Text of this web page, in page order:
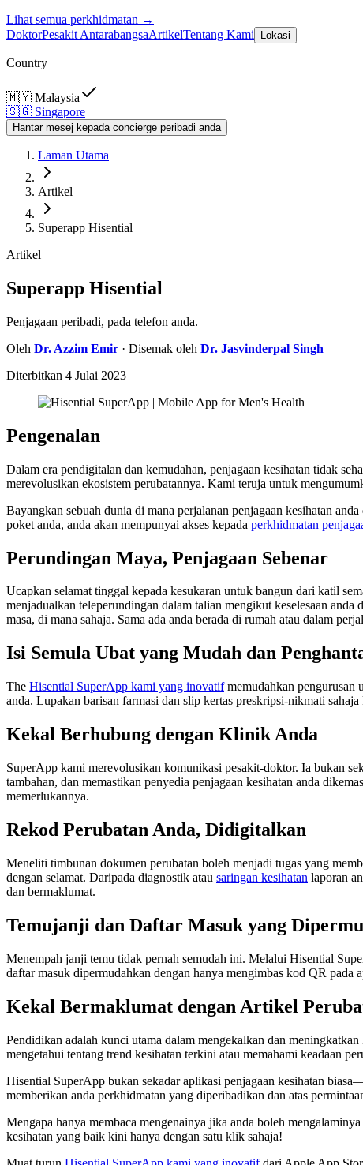
Lihat semua perkhidmatan →
DoktorPesakit AntarabangsaArtikelTentang Kami Lokasi
Country
🇲🇾 Malaysia
🇸🇬 Singapore
Hantar mesej kepada concierge peribadi anda
Laman Utama
Artikel
Superapp Hisential
Artikel
Superapp Hisential
Penjagaan peribadi, pada telefon anda.
Oleh Dr. Azzim Emir · Disemak oleh Dr. Jasvinderpal Singh
Diterbitkan 4 Julai 2023
Pengenalan
Dalam era pendigitalan dan kemudahan, penjagaan kesihatan tidak
merevolusikan ekosistem perubatannya. Kami teruja untuk
Bayangkan sebuah dunia di mana perjalanan penjagaan kesihatan
poket anda, anda akan mempunyai akses kepada perkhidmatan
Perundingan Maya, Penjagaan Sebenar
Ucapkan selamat tinggal kepada kesukaran untuk bangun dari katil
menjadualkan teleperundingan dalam talian mengikut keselesaan anda
masa, di mana sahaja. Sama ada anda berada di rumah atau dalam
Isi Semula Ubat yang Mudah dan
The Hisential SuperApp kami yang inovatifmemudahkan pengurusan
anda. Lupakan barisan farmasi dan slip kertas preskripsi-nikmati sahaja
Kekal Berhubung dengan Klinik Anda
SuperApp kami merevolusikan komunikasi pesakit-doktor. Ia bukan
tambahan, dan memastikan penyedia penjagaan kesihatan anda
memerlukannya.
Rekod Perubatan Anda, Didigitalkan
Meneliti timbunan dokumen perubatan boleh menjadi tugas yang
dengan selamat. Daripada diagnostik atau saringan kesihatan laporan
dan bermaklumat.
Temujanji dan Daftar Masuk yang
Menempah janji temu tidak pernah semudah ini. Melalui Hisential
daftar masuk dipermudahkan dengan hanya mengimbas kod QR
Kekal Bermaklumat dengan Artikel
Pendidikan adalah kunci utama dalam mengekalkan dan
mengetahui tentang trend kesihatan terkini atau memahami keadaan
Hisential SuperApp bukan sekadar aplikasi penjagaan kesihatan
memberikan anda perkhidmatan yang diperibadikan dan atas
Mengapa hanya membaca mengenainya jika anda boleh
kesihatan yang baik kini hanya dengan satu klik sahaja!